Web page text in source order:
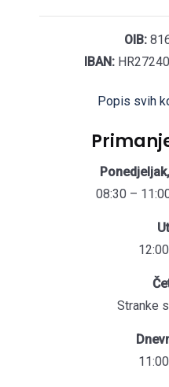
OIB:
IBAN:
Popis svih
08:30 –
Stranke